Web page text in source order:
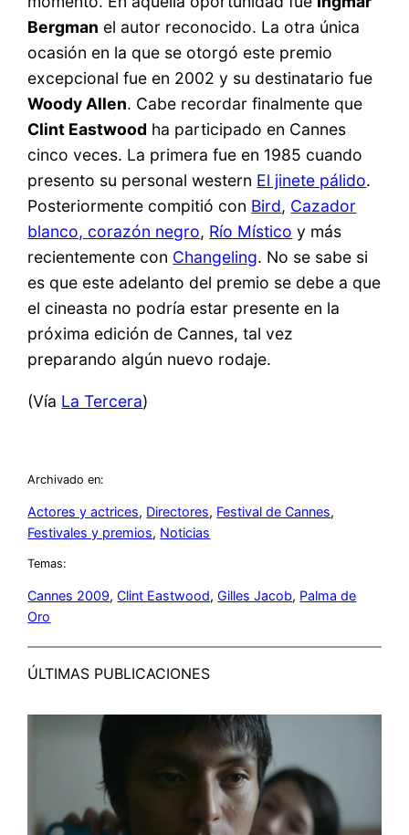
Bergman el autor reconocido. La otra única
ocasión en la que se otorgó este premio
excepcional fue en 2002 y su destinatario fue
Woody Allen. Cabe recordar finalmente que
Clint Eastwood ha participado en Cannes
cinco veces. La primera fue en 1985 cuando
presento su personal western El jinete pálido.
Posteriormente compitió con Bird, Cazador
blanco, corazón negro, Río Místico y más
recientemente con Changeling. No se sabe si
es que este adelanto del premio se debe a que
el cineasta no podría estar presente en la
próxima edición de Cannes, tal vez
preparando algún nuevo rodaje.
(Vía La Tercera)
Archivado en:
Actores y actrices, Directores, Festival de Cannes
Festivales y premios, Noticias
Temas:
Cannes 2009, Clint Eastwood, Gilles Jacob, Palma de
Oro
ÚLTIMAS PUBLICACIONES